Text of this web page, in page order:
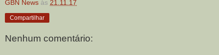
GBN News às 21.11.17
Compartilhar
Nenhum comentário: